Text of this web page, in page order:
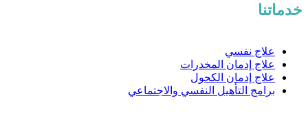
خدماتنا
علاج نفسي
علاج إدمان المخدرات
علاج إدمان الكحول
برامج التأهيل النفسي والاجتماعي